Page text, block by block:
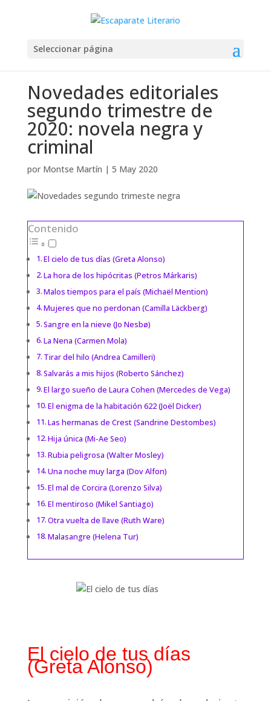
Seleccionar página
Novedades editoriales
segundo trimestre de
2020: novela negra y
criminal
por Montse Martín | 5 May 2020
Contenido
El cielo de tus días (Greta Alonso)
La hora de los hipócritas (Petros Márkaris)
Malos tiempos para el país (Michaël Mention)
Mujeres que no perdonan (Camilla Läckberg)
Sangre en la nieve (Jo Nesbø)
La Nena (Carmen Mola)
Tirar del hilo (Andrea Camilleri)
Salvarás a mis hijos (Roberto Sánchez)
El largo sueño de Laura Cohen (Mercedes de Vega)
El enigma de la habitación 622 (Joël Dicker)
Las hermanas de Crest (Sandrine Destombes)
Hija única (Mi-Ae Seo)
Rubia peligrosa (Walter Mosley)
Una noche muy larga (Dov Alfon)
El mal de Corcira (Lorenzo Silva)
El mentiroso (Mikel Santiago)
Otra vuelta de llave (Ruth Ware)
Malasangre (Helena Tur)
El cielo de tus días
(Greta Alonso)